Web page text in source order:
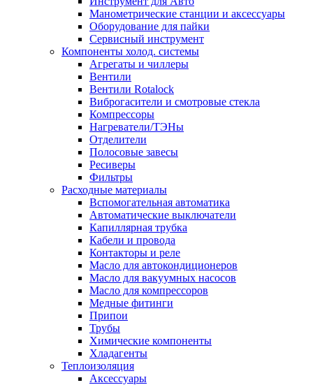
Манометрические станции и аксессуары
Оборудование для пайки
Сервисный инструмент
Компоненты холод. системы
Агрегаты и чиллеры
Вентили
Вентили Rotalock
Виброгасители и смотровые стекла
Компрессоры
Нагреватели/ТЭНы
Отделители
Полосовые завесы
Ресиверы
Фильтры
Расходные материалы
Вспомогательная автоматика
Автоматические выключатели
Капиллярная трубка
Кабели и провода
Контакторы и реле
Масло для автокондиционеров
Масло для вакуумных насосов
Масло для компрессоров
Медные фитинги
Припои
Трубы
Химические компоненты
Хладагенты
Теплоизоляция
Аксессуары